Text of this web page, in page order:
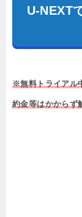
U-NEXT
※無料トライアル
約金等はかからず